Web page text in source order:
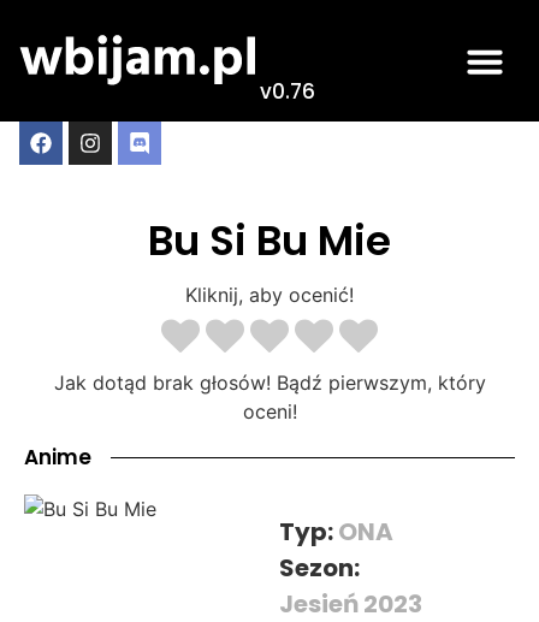
v0.76
Bu Si Bu Mie
Kliknij, aby ocenić!
Jak dotąd brak głosów! Bądź pierwszym, który
oceni!
Anime
Typ:ONA
Sezon:
Jesień 2023